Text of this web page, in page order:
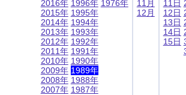
2016年
2015年
2014年
2013年
2012年
2011年
2010年
2009年
2008年
2007年
1996年
1995年
1994年
1993年
1992年
1991年
1990年
1989年
1988年
1987年
1976年
11月
12月
11日
12日
13日
14日
15日